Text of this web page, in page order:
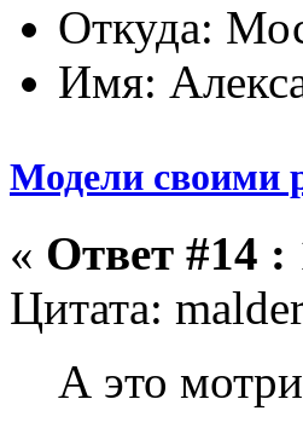
Откуда:
Имя:
Модели своими
« Ответ #14 :
Цитата:
А это